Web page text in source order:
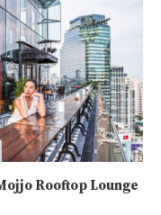
Rooftop Lounge